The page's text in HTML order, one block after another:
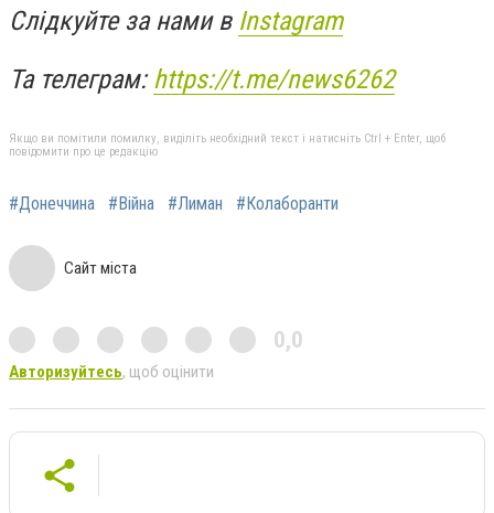
Слідкуйте за нами в Instagram
Та телеграм:https://t.me/news6262
Якщо ви помітили помилку, виділіть необхідний текст і натисніть Ctrl + Enter, щоб
повідомити про це редакцію
#Донеччина #Війна #Лиман #Колаборанти
Сайт міста
0,0
Авторизуйтесь, щоб оцінити